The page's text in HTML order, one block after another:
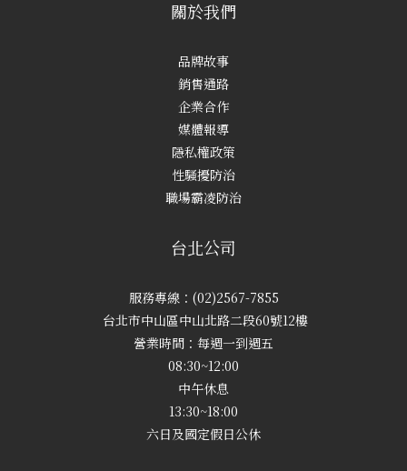
關於我們
品牌故事
銷售通路
企業合作
媒體報導
隱私權政策
性騷擾防治
職場霸凌防治
台北公司
服務專線：(02)2567-7855
台北市中山區中山北路二段60號12樓
營業時間：每週一到週五
08:30~12:00
中午休息
13:30~18:00
六日及國定假日公休